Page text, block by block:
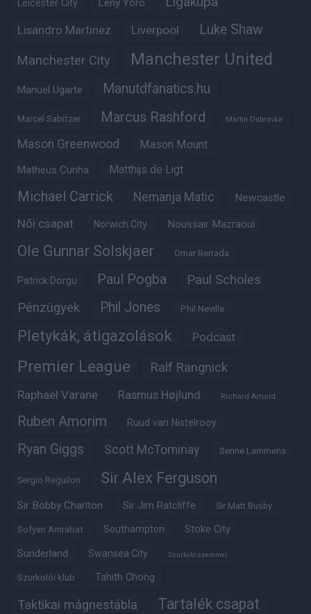
Leicester City Leny Yoro
Lisandro Martinez Liverpool Luke Shaw
Manchester City Manchester United
Manuel Ugarte Manutdfanatics.hu
Marcel Sabitzer Marcus Rashford Martin Dubravka
Mason Greenwood Mason Mount
Matheus Cunha Matthijs de Ligt
Michael Carrick Nemanja Matic Newcastle
Női csapat Norwich City Noussair Mazraoui
Ole Gunnar Solskjaer Omar Berrada
Patrick Dorgu Paul Pogba Paul Scholes
Pénzügyek Phil Jones Phil Neville
Pletykák, átigazolások Podcast
Premier League Ralf Rangnick
Raphaël Varane Rasmus Højlund Richard Arnold
Ruben Amorim Ruud van Nistelrooy
Ryan Giggs Scott McTominay Senne Lammens
Sergio Reguilon Sir Alex Ferguson
Sir Bobby Charlton Sir Jim Ratcliffe Sir Matt Busby
Sofyan Amrabat Southampton Stoke City
Sunderland Swansea City Szurkoló szemmel
Szurkolói klub Tahith Chong
Taktikai mágnestábla Tartalék csapat